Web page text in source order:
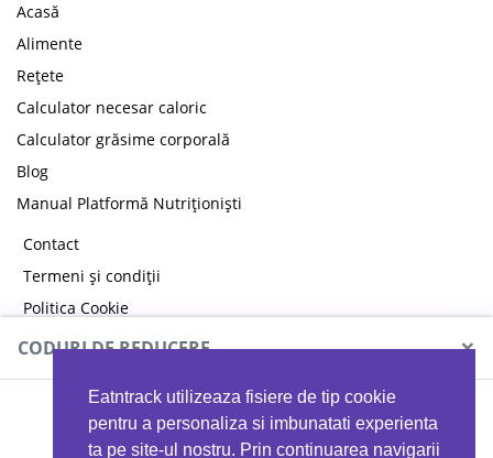
Eatntrack utilizeaza fisiere de tip cookie
pentru a personaliza si imbunatati experienta
ta pe site-ul nostru. Prin continuarea navigarii
Acasă
Alimente
Rețete
Calculator necesar caloric
Calculator grăsime corporală
Blog
Manual Platformă Nutriționiști
Contact
Termeni și condiții
Politica Cookie
Politica de confidențialitate
CODURI DE REDUCERE ×
MYPROTEIN